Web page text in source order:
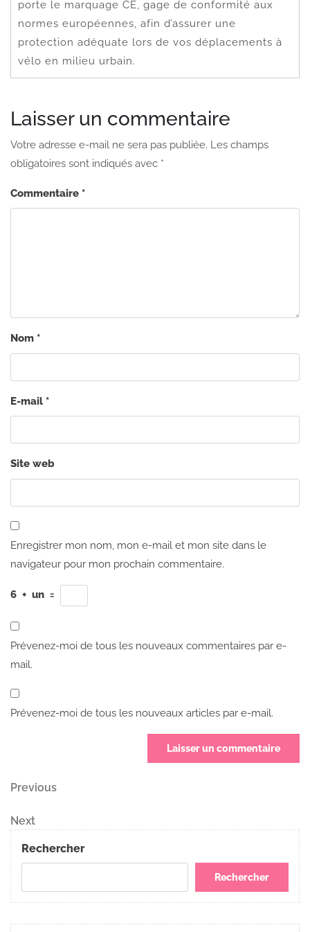
porte le marquage CE, gage de conformité aux
normes européennes, afin d’assurer une
protection adéquate lors de vos déplacements à
vélo en milieu urbain.
Laisser un commentaire
Votre adresse e-mail ne sera pas publiée. Les champs
obligatoires sont indiqués avec *
Commentaire *
Nom *
E-mail *
Site web
Enregistrer mon nom, mon e-mail et mon site dans le
navigateur pour mon prochain commentaire.
6 + un =
Prévenez-moi de tous les nouveaux commentaires par e-
mail.
Prévenez-moi de tous les nouveaux articles par e-mail.
Navigation
de
l’article
Previous
Previous
Next
Post
Next
Rechercher
Rechercher